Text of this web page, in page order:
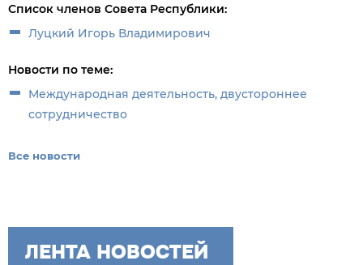
Список членов Совета Республики:
Луцкий Игорь Владимирович
Новости по теме:
Международная деятельность, двустороннее
сотрудничество
Все новости
ЛЕНТА НОВОСТЕЙ